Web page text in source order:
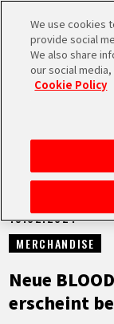
NEUES
NEUES
19.02.2024
MERCHANDISE
Neue
erscheint
We use cookies
provide social
We also share
our social
Cookie Policy